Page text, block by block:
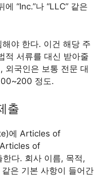
“Inc.”나 “LLC” 같은
해야 한다. 이건 해당 주
적 서류를 대신 받아줄
외국인은 보통 전문 대
정도.
출
에 Articles of
of
다. 회사 이름, 목적,
은 기본 사항이 들어간